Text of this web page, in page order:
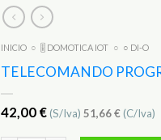
INICIO ○ 🎚️ DOMOTICA IOT ○ ○ DI-O
TELECOMANDO
42,00 € (S/Iva) 51,66€ (C/Iva)